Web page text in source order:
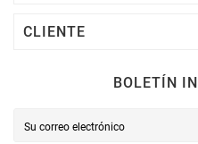
CLIENTE
BOLETÍN